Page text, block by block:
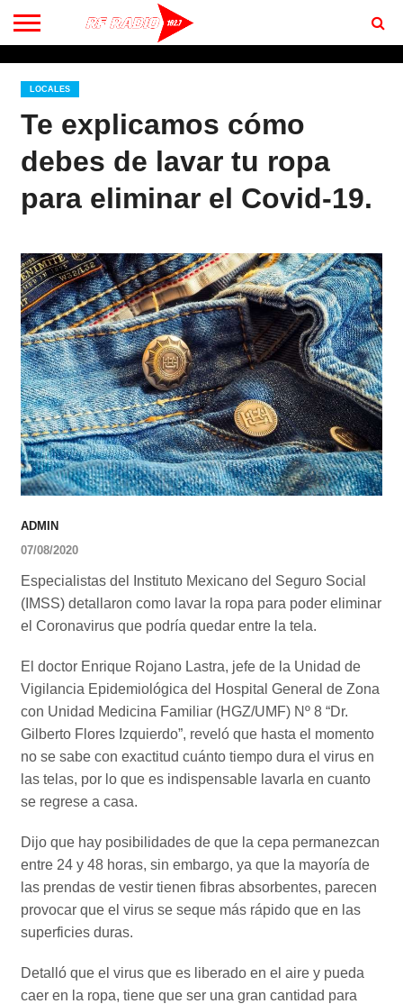
CONTACTO
BIENVENIDOS
A RF 102.7 FM
LOCALES
Te explicamos cómo
debes de lavar tu ropa
para eliminar el Covid-19.
ADMIN
07/08/2020
Especialistas del Instituto Mexicano del Seguro Social
(IMSS) detallaron como lavar la ropa para poder eliminar
el Coronavirus que podría quedar entre la tela.
El doctor Enrique Rojano Lastra, jefe de la Unidad de
Vigilancia Epidemiológica del Hospital General de Zona
con Unidad Medicina Familiar (HGZ/UMF) Nº 8 “Dr.
Gilberto Flores Izquierdo”, reveló que hasta el momento
no se sabe con exactitud cuánto tiempo dura el virus en
las telas, por lo que es indispensable lavarla en cuanto
se regrese a casa.
Dijo que hay posibilidades de que la cepa permanezcan
entre 24 y 48 horas, sin embargo, ya que la mayoría de
las prendas de vestir tienen fibras absorbentes, parecen
provocar que el virus se seque más rápido que en las
superficies duras.
Detalló que el virus que es liberado en el aire y pueda
caer en la ropa, tiene que ser una gran cantidad para